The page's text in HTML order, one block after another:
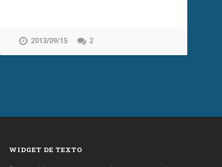
2013/09/15 2
WIDGET DE TEXTO